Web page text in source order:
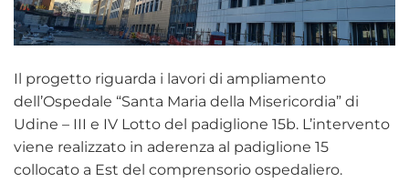
Il progetto riguarda i lavori di ampliamento
dell’Ospedale “Santa Maria della Misericordia” di
Udine – III e IV Lotto del padiglione 15b. L’intervento
viene realizzato in aderenza al padiglione 15
collocato a Est del comprensorio ospedaliero.